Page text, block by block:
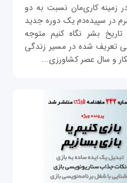
در زمینه کاری‌مان نسبت به دو
در سپیده‌دم یک دوره جدید
بشر نگاه کنیم متوجه
تعریف شده در مسیر زندگی
و سال عصر کشاورزی...